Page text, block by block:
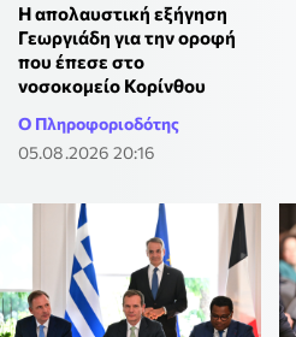
Η απολαυστική εξήγηση
Γεωργιάδη για την οροφή
που έπεσε στο
νοσοκομείο Κορίνθου
Ο Πληροφοριοδότης
05.08.2026 20:16